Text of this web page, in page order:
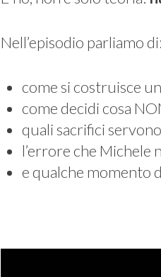
Nell’episodio parliamo di:
come si costruisce
come decidi cosa
quali sacrifici
l’errore che Michele
e qualche momento